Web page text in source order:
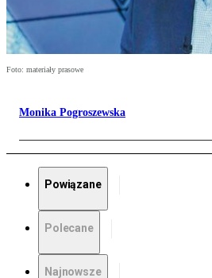
Foto: materiały prasowe
Monika Pogroszewska
Powiązane
Polecane
Najnowsze